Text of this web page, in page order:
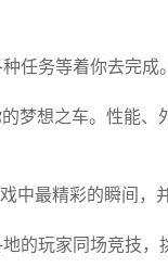
任务等着你去完成
梦想之车。性能
中最精彩的瞬间，
的玩家同场竞技，